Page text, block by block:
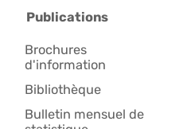
Publications
Brochures
d'information
Bibliothèque
Bulletin mensuel de